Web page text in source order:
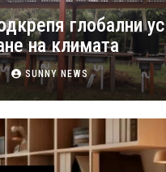
глобални
на климата
SUNNY NEWS